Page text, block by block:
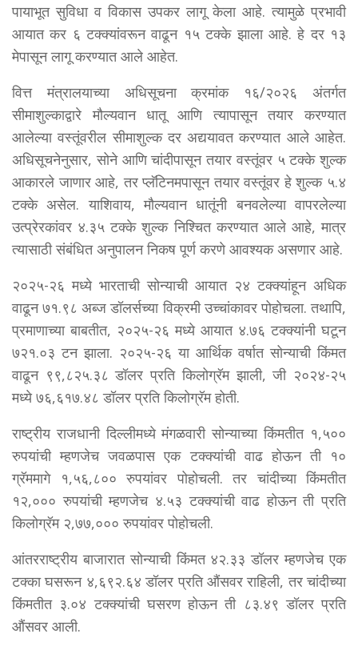
पायाभूत सुविधा व विकास उपकर लागू केला आहे. त्यामुळे प्रभावी
आयात कर ६ टक्क्यांवरून वाढून १५ टक्के झाला आहे. हे दर १३
मेपासून लागू करण्यात आले आहेत.
वित्त मंत्रालयाच्या अधिसूचना क्रमांक १६/२०२६ अंतर्गत
सीमाशुल्काद्वारे मौल्यवान धातू आणि त्यापासून तयार करण्यात
आलेल्या वस्तूंवरील सीमाशुल्क दर अद्ययावत करण्यात आले आहेत.
अधिसूचनेनुसार, सोने आणि चांदीपासून तयार वस्तूंवर ५ टक्के शुल्क
आकारले जाणार आहे, तर प्लॅटिनमपासून तयार वस्तूंवर हे शुल्क ५.४
टक्के असेल. याशिवाय, मौल्यवान धातूंनी बनवलेल्या वापरलेल्या
उत्प्रेरकांवर ४.३५ टक्के शुल्क निश्चित करण्यात आले आहे, मात्र
त्यासाठी संबंधित अनुपालन निकष पूर्ण करणे आवश्यक असणार आहे.
२०२५-२६ मध्ये भारताची सोन्याची आयात २४ टक्क्यांहून अधिक
वाढून ७१.९८ अब्ज डॉलर्सच्या विक्रमी उच्चांकावर पोहोचला. तथापि,
प्रमाणाच्या बाबतीत, २०२५-२६ मध्ये आयात ४.७६ टक्क्यांनी घटून
७२१.०३ टन झाला. २०२५-२६ या आर्थिक वर्षात सोन्याची किंमत
वाढून ९९,८२५.३८ डॉलर प्रति किलोग्रॅम झाली, जी २०२४-२५
मध्ये ७६,६१७.४८ डॉलर प्रति किलोग्रॅम होती.
राष्ट्रीय राजधानी दिल्लीमध्ये मंगळवारी सोन्याच्या किंमतीत १,५००
रुपयांची म्हणजेच जवळपास एक टक्क्यांची वाढ होऊन ती १०
ग्रॅममागे १,५६,८०० रुपयांवर पोहोचली. तर चांदीच्या किंमतीत
१२,००० रुपयांची म्हणजेच ४.५३ टक्क्यांची वाढ होऊन ती प्रति
किलोग्रॅम २,७७,००० रुपयांवर पोहोचली.
आंतरराष्ट्रीय बाजारात सोन्याची किंमत ४२.३३ डॉलर म्हणजेच एक
टक्का घसरून ४,६९२.६४ डॉलर प्रति औंसवर राहिली, तर चांदीच्या
किंमतीत ३.०४ टक्क्यांची घसरण होऊन ती ८३.४९ डॉलर प्रति
औंसवर आली.